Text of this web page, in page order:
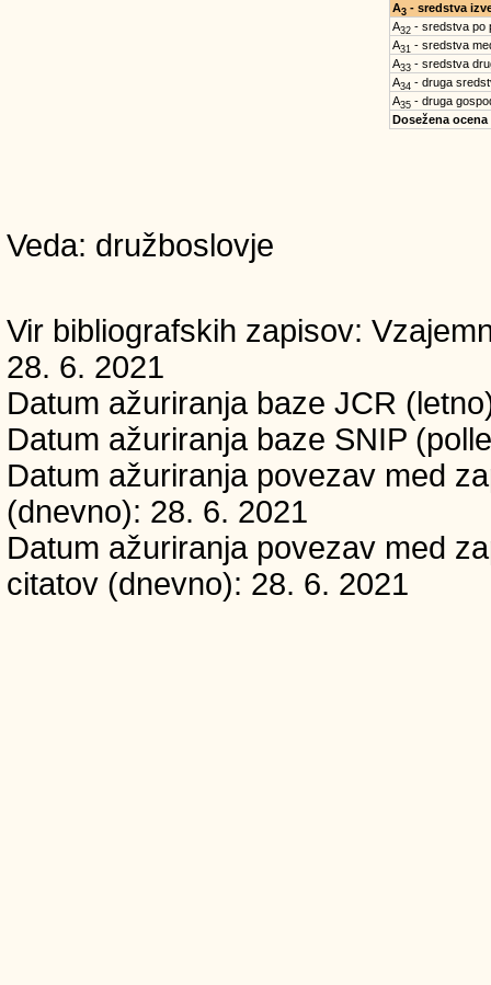
A3- sredstva
A32- sredstva po
A31 - sredstva
A33- sredstva
A34 - druga
A35- druga
Dosežena ocena
Veda: družboslovje
Vir bibliografskih zapisov:
28. 6. 2021
Datum ažuriranja baze JCR
Datum ažuriranja baze SNIP
Datum ažuriranja povezav med
(dnevno): 28. 6. 2021
Datum ažuriranja povezav med
citatov (dnevno): 28. 6. 2021